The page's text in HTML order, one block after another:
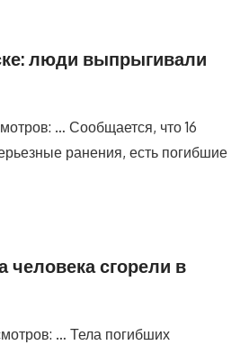
люди выпрыгивали
… Сообщается, что 16
ранения, есть погибшие
человека сгорели в
… Тела погибших